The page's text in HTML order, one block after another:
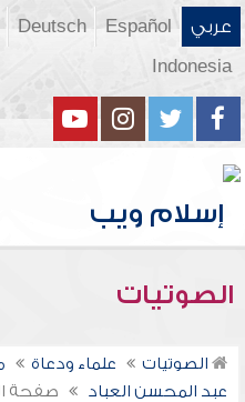
عربي Español
Deutsch
Indonesia
الصوتيات
الصوتيات علماء ودعاة
عبد المحسن العباد
صفحة